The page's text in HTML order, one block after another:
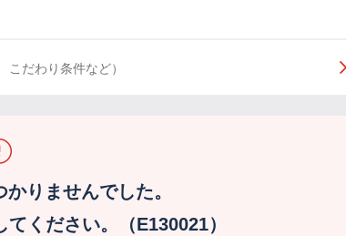
こだわり条件など）
りませんでした。
ください。（E130021）